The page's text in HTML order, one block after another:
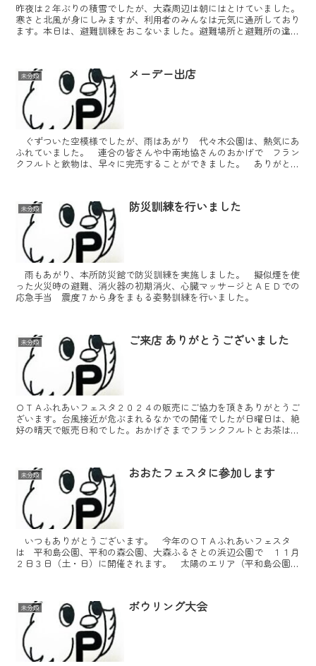
昨夜は２年ぶりの積雪でしたが、大森周辺は朝にはとけていました。
寒さと北風が身にしみますが、利用者のみんなは元気に通所しており
ます。本日は、避難訓練をおこないました。避難場所と避難所の違い
未分類 メーデー出店
ぐずついた空模様でしたが、雨はあがり 代々木公園は、熱気にあ
ふれていました。 連合の皆さんや中南地協さんのおかげで フラン
クフルトと飲物は、早々に完売することができました。 ありがとう
未分類 防災訓練を行いました
雨もあがり、本所防災館で防災訓練を実施しました。 擬似煙を使
った火災時の避難、消火器の初期消火、心臓マッサージとＡＥＤでの
応急手当 震度７から身をまもる姿勢訓練を行いました。
未分類 ご来店 ありがとうございました
ＯＴＡふれあいフェスタ２０２４の販売にご協力を頂きありがとうご
ざいます。台風接近が危ぶまれるなかでの開催でしたが日曜日は、絶
好の晴天で販売日和でした。おかげさまでフランクフルトとお茶は、
未分類 おおたフェスタに参加します
いつもありがとうございます。 今年のＯＴＡふれあいフェスタ
は 平和島公園、平和の森公園、大森ふるさとの浜辺公園で １１月
２日３日（土・日）に開催されます。 太陽のエリア（平和島公園）
未分類 ボウリング大会